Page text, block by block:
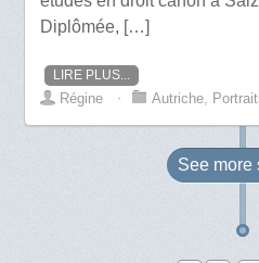
Diplômée, […]
LIRE PLUS...
Régine ⋅ Autriche,
See more